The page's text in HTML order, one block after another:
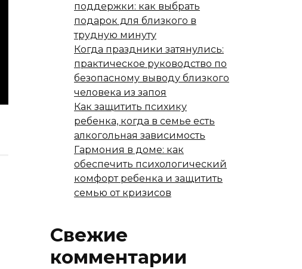
поддержки: как выбрать
подарок для близкого в
трудную минуту
Когда праздники затянулись:
практическое руководство по
безопасному выводу близкого
человека из запоя
Как защитить психику
ребенка, когда в семье есть
алкогольная зависимость
Гармония в доме: как
обеспечить психологический
комфорт ребенка и защитить
семью от кризисов
Свежие
комментарии